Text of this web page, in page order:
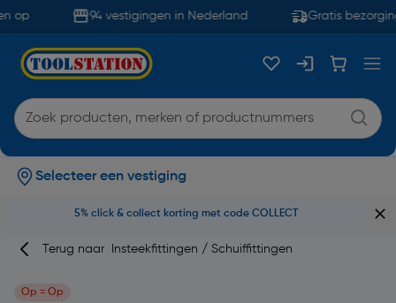
op 94 vestigingen in Nederland Gratis
Selecteer een vestiging
5% click & collect korting met code COLLECT
Terug naar Insteekfittingen / Schuiffittingen
Op = Op